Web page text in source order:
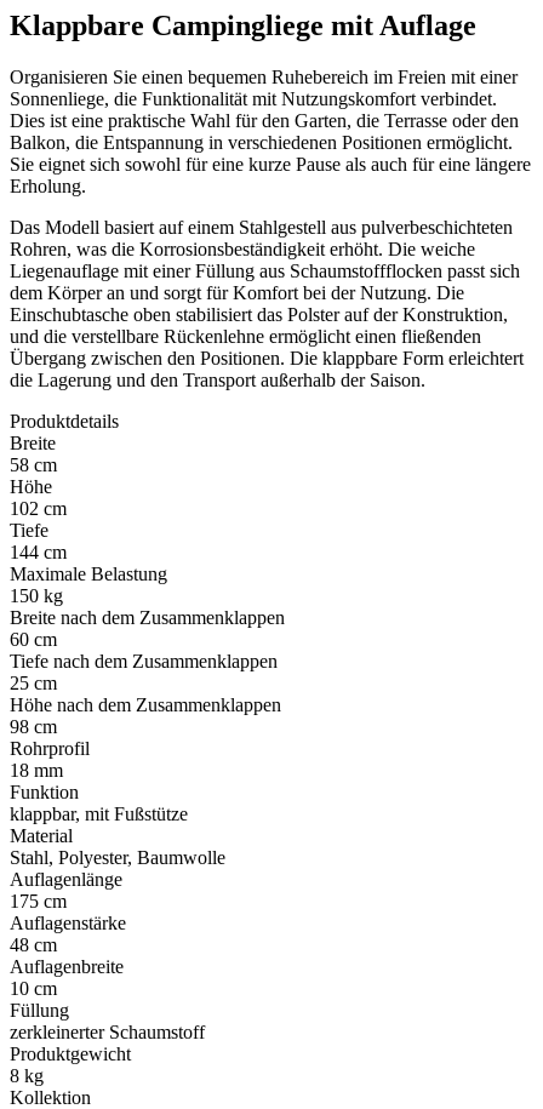
Klappbare Campingliege mit Auflage
Organisieren Sie einen bequemen Ruhebereich im Freien mit einer
Sonnenliege, die Funktionalität mit Nutzungskomfort verbindet.
Dies ist eine praktische Wahl für den Garten, die Terrasse oder den
Balkon, die Entspannung in verschiedenen Positionen ermöglicht.
Sie eignet sich sowohl für eine kurze Pause als auch für eine längere
Erholung.
Das Modell basiert auf einem Stahlgestell aus pulverbeschichteten
Rohren, was die Korrosionsbeständigkeit erhöht. Die weiche
Liegenauflage mit einer Füllung aus Schaumstoffflocken passt sich
dem Körper an und sorgt für Komfort bei der Nutzung. Die
Einschubtasche oben stabilisiert das Polster auf der Konstruktion,
und die verstellbare Rückenlehne ermöglicht einen fließenden
Übergang zwischen den Positionen. Die klappbare Form erleichtert
die Lagerung und den Transport außerhalb der Saison.
Produktdetails
Breite
58 cm
Höhe
102 cm
Tiefe
144 cm
Maximale Belastung
150 kg
Breite nach dem Zusammenklappen
60 cm
Tiefe nach dem Zusammenklappen
25 cm
Höhe nach dem Zusammenklappen
98 cm
Rohrprofil
18 mm
Funktion
klappbar, mit Fußstütze
Material
Stahl, Polyester, Baumwolle
Auflagenlänge
175 cm
Auflagenstärke
48 cm
Auflagenbreite
10 cm
Füllung
zerkleinerter Schaumstoff
Produktgewicht
8 kg
Kollektion